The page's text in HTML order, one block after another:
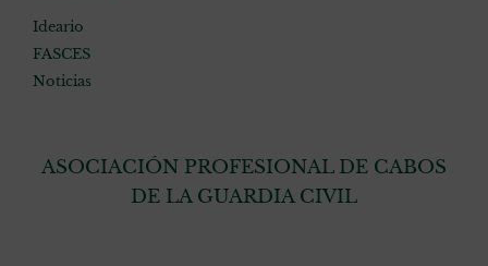
Ideario
FASCES
Noticias
ASOCIACIÓN PROFESIONAL DE CABOS
DE LA GUARDIA CIVIL